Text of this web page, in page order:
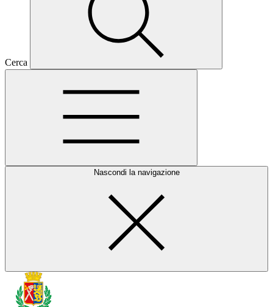
Cerca
Nascondi la navigazione